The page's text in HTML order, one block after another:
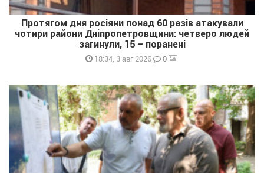
Протягом дня росіяни понад 60 разів атакували
чотири райони Дніпропетровщини: четверо людей
загинули, 15 – поранені
18:34, 3 авг 2026 0